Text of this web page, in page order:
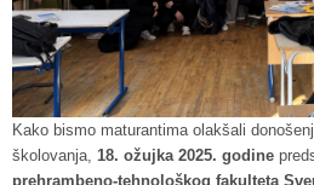
Kako bismo maturantima olakšali
školovanja, 18. ožujka 2025. godine
prehrambeno-tehnološkog fakulteta